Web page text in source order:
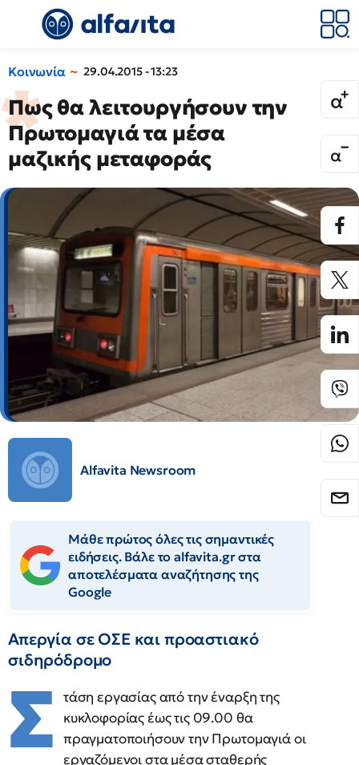
Κοινωνία 29.04.2015 - 13:23
Πως θα λειτουργήσουν την
Πρωτομαγιά τα μέσα
μαζικής μεταφοράς
Alfavita Newsroom
Μάθε πρώτος όλες τις σημαντικές
ειδήσεις. Βάλε το alfavita.gr στα
αποτελέσματα αναζήτησης της
Google
Απεργία σε ΟΣΕ και προαστιακό
σιδηρόδρομο
Σ τάση εργασίας από την έναρξη της
κυκλοφορίας έως τις 09.00 θα
πραγματοποιήσουν την Πρωτομαγιά οι
εργαζόμενοι στα μέσα σταθερής